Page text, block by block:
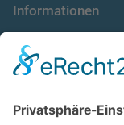
Informationen
Allgemeine